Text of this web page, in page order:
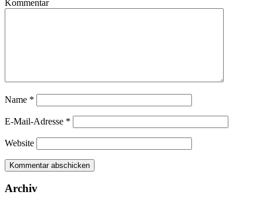
Kommentar
Name *
E-Mail-Adresse *
Website
Archiv